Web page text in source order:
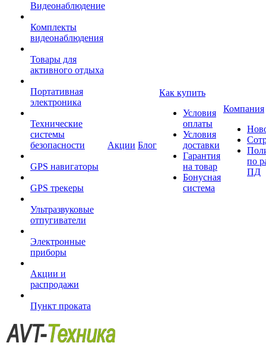
Видеонаблюдение
Комплекты
видеонаблюдения
Товары для
активного отдыха
Портативная
электроника
Технические
системы
безопасности
GPS навигаторы
GPS трекеры
Ультразвуковые
отпугиватели
Электронные
приборы
Акции и
распродажи
Пункт проката
Акции Блог
Как купить
Условия
оплаты
Условия
доставки
Гарантия
на товар
Бонусная
система
Компания
по
ПД